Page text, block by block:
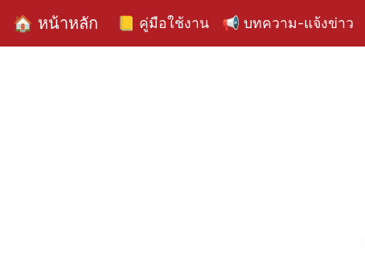
🏠 หน้าหลัก 📒 คู่มือใช้งาน 📢 บทความ-แจ้งข่าว